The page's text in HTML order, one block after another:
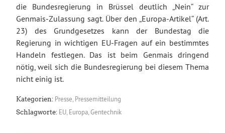
die Bundesregierung in Brüssel deutlich „Nein“ zur
Genmais-Zulassung sagt. Über den „Europa-Artikel“ (Art.
23) des Grundgesetzes kann der Bundestag die
Regierung in wichtigen EU-Fragen auf ein bestimmtes
Handeln festlegen. Das ist beim Genmais dringend
nötig, weil sich die Bundesregierung bei diesem Thema
nicht einig ist.
Kategorien: Presse Pressemitteilung
Schlagworte: EU Europa Gentechnik